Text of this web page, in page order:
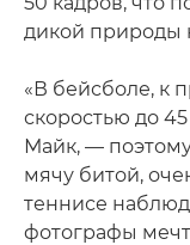
дикой природы
«В бейсболе, к
скоростью до
Майк, —
мячу битой,
теннисе
фотографы